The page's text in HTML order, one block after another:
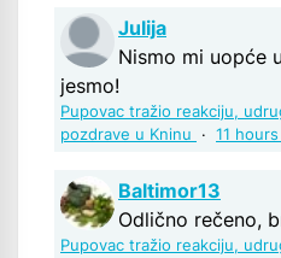
Julija
Nismo mi uopće
jesmo!
Pupovac tražio reakciju,
pozdrave u Kninu
· 11
Baltimor13
Odlično rečeno,
Pupovac tražio reakciju,